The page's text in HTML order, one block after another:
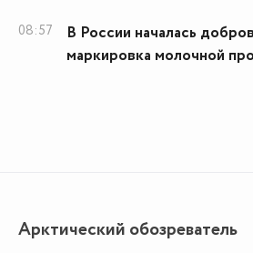
08:57
В России началась
маркировка молочной
Арктический обозреватель